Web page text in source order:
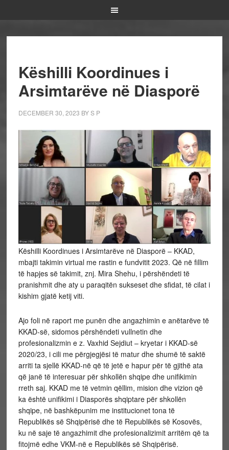
Këshilli Koordinues i
Arsimtarëve në Diasporë
DECEMBER 30, 2023 BYS P
Këshilli Koordinues i Arsimtarëve në Diasporë – KKAD,
mbajti takimin virtual me rastin e fundvitit 2023. Që në fillim
të hapjes së takimit, znj. Mira Shehu, i përshëndeti të
pranishmit dhe aty u paraqitën sukseset dhe sfidat, të cilat i
kishim gjatë ketij viti.
Ajo foli në raport me punën dhe angazhimin e anëtarëve të
KKAD-së, sidomos përshëndeti vullnetin dhe
profesionalizmin e z. Vaxhid Sejdiut – kryetar i KKAD-së
2020/23, i cili me përgjegjësi të matur dhe shumë të saktë
arriti ta sjellë KKAD-në që të jetë e hapur për të gjithë ata
që janë të interesuar për shkollën shqipe dhe unifikimin
rreth saj. KKAD me të vetmin qëllim, mision dhe vizion që
ka është unifikimi i Diasporës shqiptare për shkollën
shqipe, në bashkëpunim me institucionet tona të
Republikës së Shqipërisë dhe të Republikës së Kosovës,
ku në saje të angazhimit dhe profesionalizimit arritëm që ta
fitojmë edhe VKM-në e Republikës së Shqipërisë.